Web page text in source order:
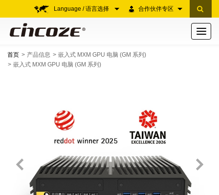
合作伙伴专区
Language / 语言选择
Toggle
首页 产品信息
嵌入式 MXM GPU 电脑 (GM 系列)
嵌入式 MXM GPU 电脑 (GM 系列)